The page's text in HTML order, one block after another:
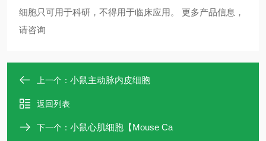
细胞只可用于科研，不得用于临床应用。 更多产品信息，
请咨询 ​​​​​​​
上一个： 小鼠主动脉内皮细胞
返回列表
下一个： 小鼠心肌细胞【Mouse Ca